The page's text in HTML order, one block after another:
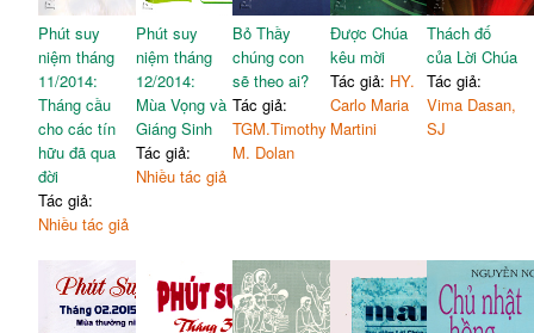
Phút suy
niệm tháng
11/2014:
Tháng cầu
cho các tín
hữu đã qua
đời
Tác giả:
Nhiều tác giả
Phút suy
niệm tháng
12/2014:
Mùa Vọng và
Giáng Sinh
Tác giả:
Nhiều tác giả
Bỏ Thầy
chúng con
sẽ theo ai?
Tác giả:
TGM.Timothy
M. Dolan
Được Chúa
kêu mời
Tác giả: HY.
Carlo Maria
Martini
Thách đố
của Lời Chúa
Tác giả:
Vima Dasan,
SJ